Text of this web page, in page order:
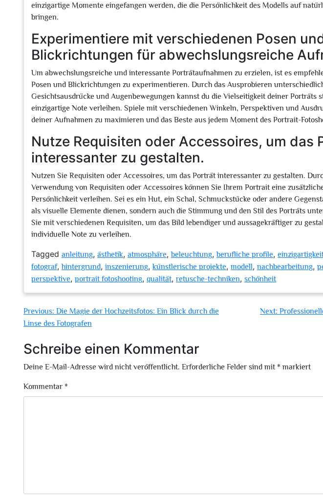
einzigartige Momente eingefangen werden, die die Persönlichkeit des Modells auf
bringen.
Experimentiere mit verschiedenen Posen
Blickrichtungen für abwechslungsreiche
Um abwechslungsreiche und interessante Porträtaufnahmen zu erzielen, ist es
Posen und Blickrichtungen zu experimentieren. Durch das Ausprobieren
Gesichtsausdrücke und Augenbewegungen kannst du die Vielseitigkeit deiner Porträts
einzigartige Note verleihen. Spiele mit verschiedenen Winkeln, Perspektiven und
deiner Aufnahmen zu maximieren und das Beste aus jedem Moment des Portrait-
Nutze Requisiten oder Accessoires, um das
interessanter zu gestalten.
Nutzen Sie Requisiten oder Accessoires, um das Porträt interessanter zu gestalten.
Verwendung von Requisiten oder Accessoires können Sie Ihrem Portrait eine
Persönlichkeit verleihen. Sei es ein Hut, ein Schal, Schmuckstücke oder andere
als visuelle Elemente dienen, sondern auch die Stimmung und den Stil des Porträts
Sie mit verschiedenen Requisiten, um das Bild lebendiger und aussagekräftiger zu
individuelle Note zu verleihen.
Tagged anleitung, ästhetik, atmosphäre,beleuchtung,berufliche profile,
fotograf,hintergrund, inszenierung,künstlerische projekte, modell, nachbearbeitung,
perspektive, portrait fotoshooting, qualität, retusche-techniken, schönheit
Beitragsnavigation
Previous: Die Magie der Hochzeitsfotos: Ein Blick durch die
Linse des Fotografen
Next:
Schreibe einen Kommentar
Deine E-Mail-Adresse wird nicht veröffentlicht. Erforderliche Felder sind mit * markiert
Kommentar *